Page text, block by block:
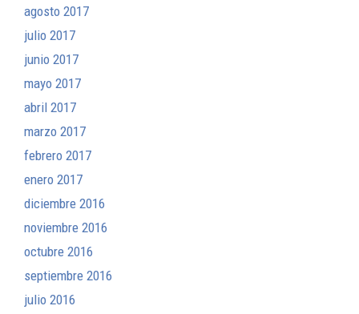
agosto 2017
julio 2017
junio 2017
mayo 2017
abril 2017
marzo 2017
febrero 2017
enero 2017
diciembre 2016
noviembre 2016
octubre 2016
septiembre 2016
julio 2016